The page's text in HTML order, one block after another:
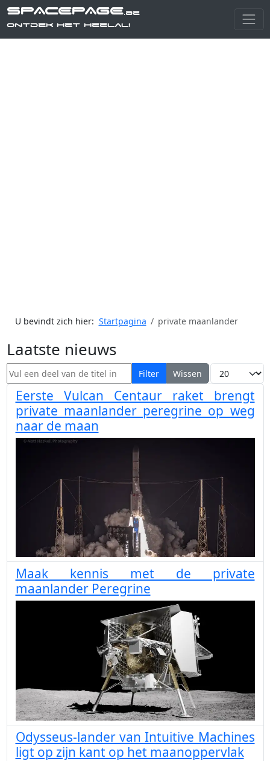
SPACEPAGE.be
Ontdek het heelal!
U bevindt zich hier: Startpagina private maanlander
Laatste nieuws
Vul een deel van de titel in Filter Wissen Toon #
Eerste Vulcan Centaur raket brengt
private maanlander peregrine op weg
naar de maan
Maak kennis met de private
maanlander Peregrine
Odysseus-lander van Intuitive Machines
ligt op zijn kant op het maanoppervlak